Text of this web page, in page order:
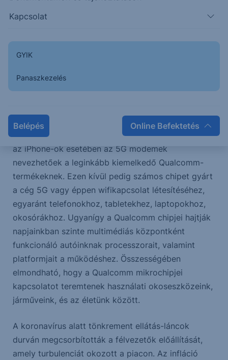
Kapcsolat
GYIK
Panaszkezelés
Belépés Online Befektetés
iránti kereslet
Samsung egyik fő beszállítója, de a Xiaomi is a
legnagyobb ügyfelei között szerepel, a három
bevételének. Az Androiddal működő eszközök
számára a Snapdragon processzorok gyártása, míg
az iPhone-ok esetében az 5G modemek
nevezhetőek a leginkább kiemelkedő Qualcomm-
termékeknek. Ezen kívül pedig számos chipet gyárt
a cég 5G vagy éppen wifikapcsolat létesítéséhez,
egyaránt telefonokhoz, tabletekhez, laptopokhoz,
okosórákhoz. Ugyanígy a Qualcomm chipjei hajtják
napjainkban szinte multimédiás központként
funkcionáló autóinknak processzorait, valamint
platformjait a működéshez. Összességében
elmondható, hogy a Qualcomm mikrochipjei
kapcsolatot teremtenek használati okoseszközeink,
járműveink, és az életünk között.
A koronavírus alatt tönkrement ellátás-láncok
durván megcsorbították a félvezetők előállítását,
amely turbulenciát okozott a piacon. Az infláció